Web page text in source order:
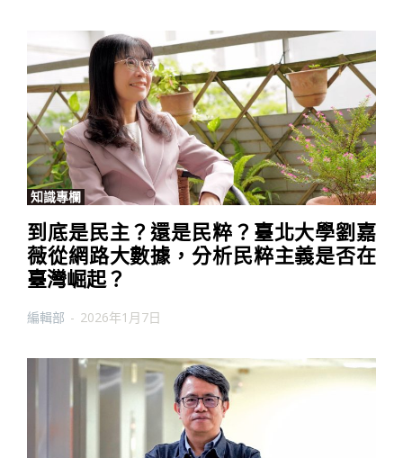
知識專欄
到底是民主？還是民粹？臺北大學劉嘉
薇從網路大數據，分析民粹主義是否在
臺灣崛起？
編輯部 - 2026年1月7日